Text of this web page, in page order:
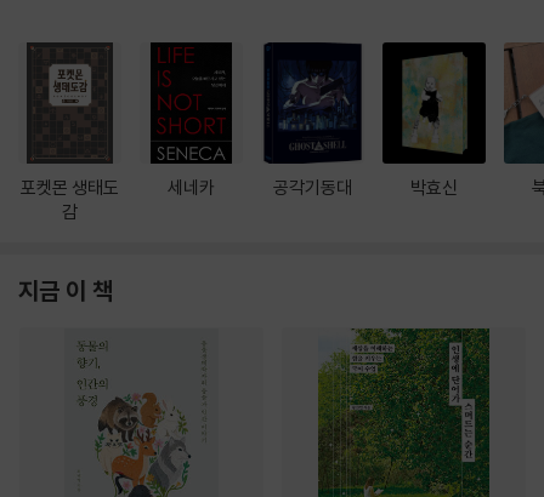
포켓몬 생태도
감
세네카 공각기동대 박효신
지금 이 책